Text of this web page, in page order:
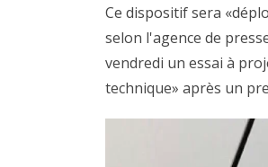
Ce dispositif sera
selon l'agence de
vendredi un essai à
technique» après un